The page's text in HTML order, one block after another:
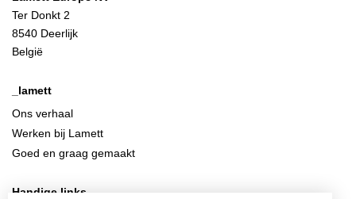
Ter Donkt 2
8540 Deerlijk
België
_lamett
Ons verhaal
Werken bij Lamett
Goed en graag gemaakt
Handige links